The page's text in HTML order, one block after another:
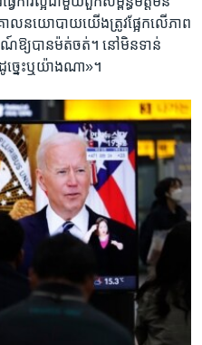
ោលនយោបាយយើងត្រូវ​ផ្អែកលើ​ភាព​
រណ៍​ឱ្យ​បានម៉ត់ចត់​។ នៅ​មិន​ទាន់
នេះឬយ៉ាងណា»។